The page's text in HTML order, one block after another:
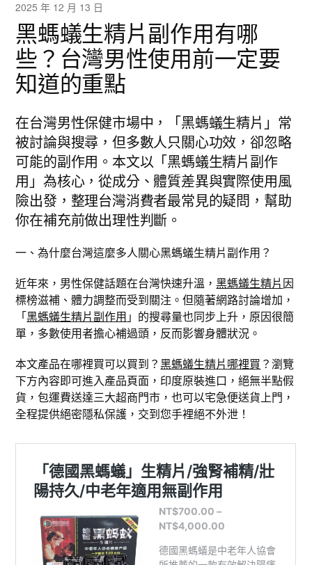
2025 年 12 月 13 日
黑螞蟻生精片副作用有哪
些？台灣男性使用前一定要
知道的重點
在台灣男性保健市場中，「黑螞蟻生精片」常
被討論與搜尋，但多數人只關心功效，卻忽略
可能的副作用。本文以「黑螞蟻生精片副作
用」為核心，從成分、體質差異與實際使用風
險出發，整理台灣消費者最常見的疑問，幫助
你在補充前做出理性判斷。
一、為什麼台灣這麼多人關心黑螞蟻生精片副作用？
近年來，男性保健話題在台灣快速升溫，黑螞蟻生精片因
標榜滋補、體力調整而受到關注。但隨著網路討論增加，
「黑螞蟻生精片副作用 」的搜尋量也同步上升，原因很簡
單，多數使用者擔心補過頭，反而影響身體狀況。
本文產品在哪裡買可以買到？黑螞蟻生精片哪裡買 ？瀏覽
下方內容即可進入產品頁面，印度原裝進口，絕無半點假
貨，包運費送達三大超商門市，也可以宅急便送貨上門，
全程提供絕密隱私保護，交到您手裡絕不外泄！